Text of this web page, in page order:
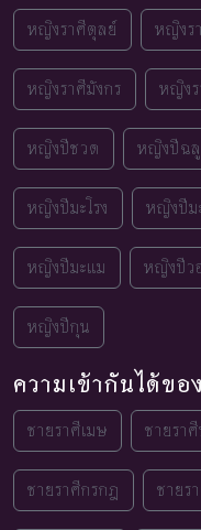
หญิงราศีตุลย์ หญิงร
หญิงราศีมังกร หญิง
หญิงปีชวด หญิงปีฉลู
หญิงปีมะโรง หญิงปีม
หญิงปีมะแม หญิงปีว
หญิงปีกุน
ความเข้ากันได้ข
ชายราศีเมษ ชายรา
ชายราศีกรกฎ ชายร